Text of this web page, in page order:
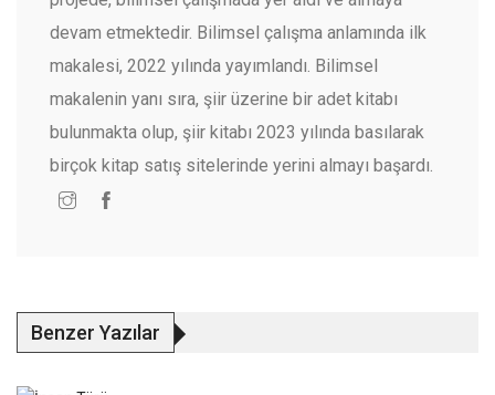
devam etmektedir. Bilimsel çalışma anlamında ilk
makalesi, 2022 yılında yayımlandı. Bilimsel
makalenin yanı sıra, şiir üzerine bir adet kitabı
bulunmakta olup, şiir kitabı 2023 yılında basılarak
birçok kitap satış sitelerinde yerini almayı başardı.
Benzer Yazılar